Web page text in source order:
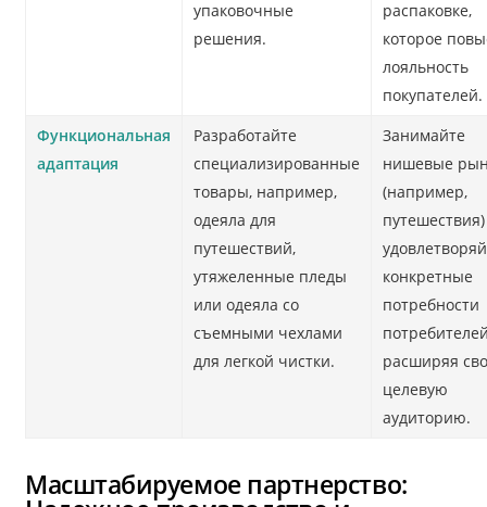
упаковочные
решения.
распаковке,
которое
лояльность
покупателей.
Функциональная
адаптация
Разработайте
специализированные
товары, например,
одеяла для
путешествий,
утяжеленные пледы
или одеяла со
съемными чехлами
для легкой чистки.
Занимайте
нишевые
(например,
конкретные
потребности
расширяя
целевую
аудиторию.
Масштабируемое партнерство: